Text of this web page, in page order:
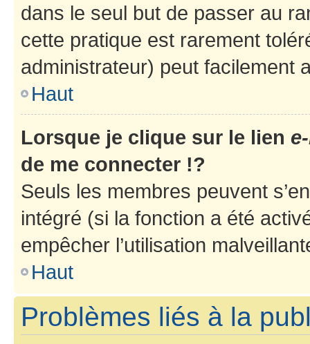
dans le seul but de passer au
cette pratique est rarement
administrateur) peut facilement
Haut
Lorsque je clique sur le lien
de me connecter !?
Seuls les membres peuvent
intégré (si la fonction a été
empêcher l’utilisation
Haut
Problèmes liés à la